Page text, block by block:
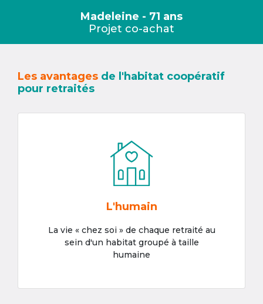
Madeleine - 71 ans
Projet co-achat
Les avantages de l'habitat coopératif
pour retraités
L'humain
La vie « chez soi » de chaque retraité au
sein d'un habitat groupé à taille
humaine